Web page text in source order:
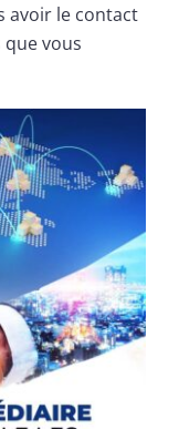
avoir le contact
vous